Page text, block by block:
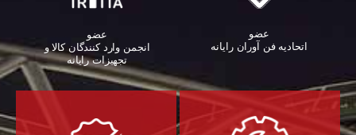
عضو
اتحادیه فن آوران رایانه
عضو
انجمن وارد کنندگان کالا و
تجهیزات رایانه‌